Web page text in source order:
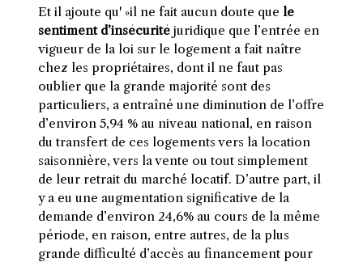
Et il ajoute qu' »il ne fait aucun doute que le
sentiment d’insécurité juridique que l’entrée en
vigueur de la loi sur le logement a fait naître
chez les propriétaires, dont il ne faut pas
oublier que la grande majorité sont des
particuliers, a entraîné une diminution de l’offre
d’environ 5,94 % au niveau national, en raison
du transfert de ces logements vers la location
saisonnière, vers la vente ou tout simplement
de leur retrait du marché locatif. D’autre part, il
y a eu une augmentation significative de la
demande d’environ 24,6% au cours de la même
période, en raison, entre autres, de la plus
grande difficulté d’accès au financement pour